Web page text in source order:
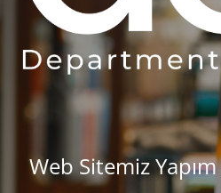
Web Sitemiz